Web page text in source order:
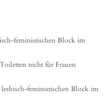
feministischen Block im
nicht für Frauen
lesbisch-feministischen Block im